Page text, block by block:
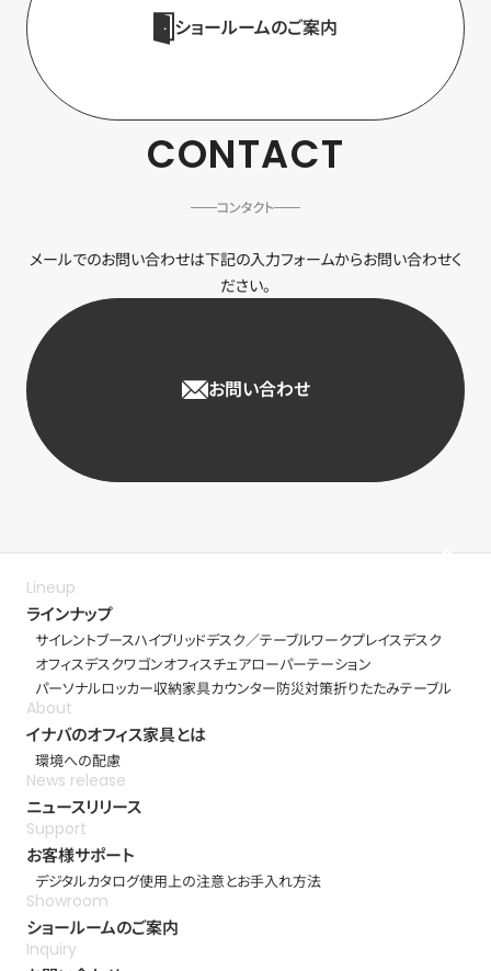
ショールームのご案内
CONTACT
コンタクト
メールでのお問い合わせは下記の入力フォームからお問い合わせく
ださい。
お問い合わせ
ラインナップ
サイレントブースハイブリッドデスク／テーブルワークプレイスデスク
オフィスデスクワゴンオフィスチェアローパーテーション
パーソナルロッカー収納家具カウンター防災対策折りたたみテーブル
イナバのオフィス家具とは
環境への配慮
ニュースリリース
お客様サポート
デジタルカタログ使用上の注意とお手入れ方法
ショールームのご案内